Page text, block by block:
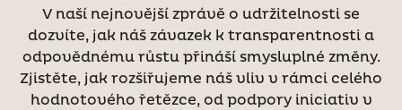
V naší nejnovější zprávě o udržitelnosti se
dozvíte, jak náš závazek k transparentnosti a
odpovědnému růstu přináší smysluplné změny.
Zjistěte, jak rozšiřujeme náš vliv v rámci celého
hodnotového řetězce, od podpory iniciativ v